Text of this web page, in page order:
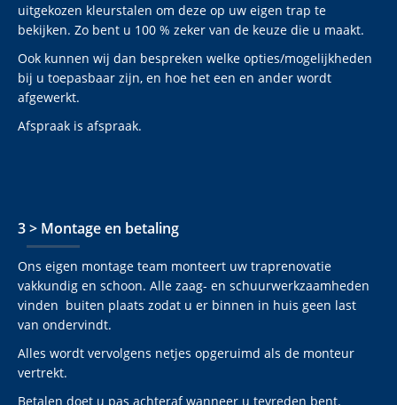
uitgekozen kleurstalen om deze op uw eigen trap te
bekijken. Zo bent u 100 % zeker van de keuze die u maakt.
Ook kunnen wij dan bespreken welke opties/mogelijkheden
bij u toepasbaar zijn, en hoe het een en ander wordt
afgewerkt.
Afspraak is afspraak.
3 > Montage en betaling
Ons eigen montage team monteert uw traprenovatie
vakkundig en schoon. Alle zaag- en schuurwerkzaamheden
vinden buiten plaats zodat u er binnen in huis geen last
van ondervindt.
Alles wordt vervolgens netjes opgeruimd als de monteur
vertrekt.
Betalen doet u pas achteraf wanneer u tevreden bent.